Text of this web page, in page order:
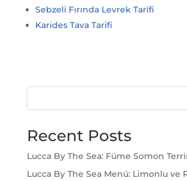
Sebzeli Fırında Levrek Tarifi
Karides Tava Tarifi
Recent Posts
Lucca By The Sea: Füme Somon
Lucca By The Sea Menü: Limonlu ve